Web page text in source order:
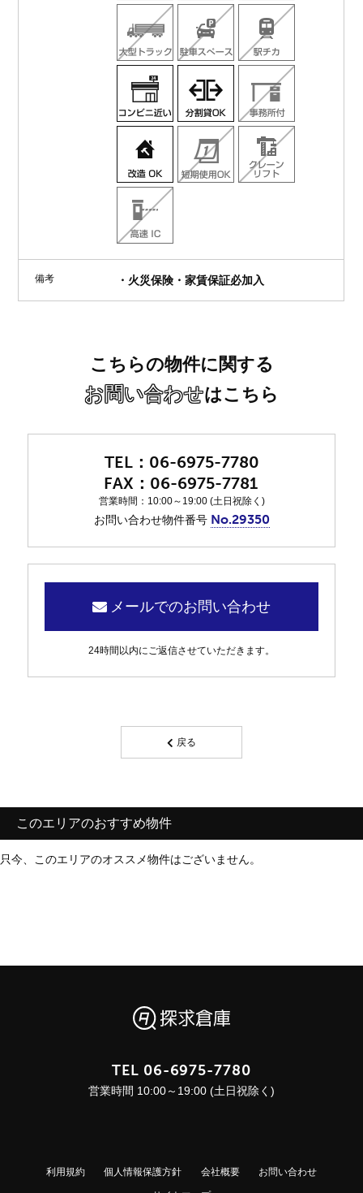
備考 ・火災保険・家賃保証必加入
こちらの物件に関する
お問い合わせはこちら
06-6975-7780
06-6975-7781
営業時間：10:00～19:00 (土日祝除く)
お問い合わせ物件番号 No.29350
メールでのお問い合わせ
24時間以内にご返信させていただきます。
戻る
このエリアのおすすめ物件
只今、このエリアのオススメ物件はございません。
TEL 06-6975-7780
営業時間 10:00～19:00 (土日祝除く)
利用規約 個人情報保護方針 会社概要 お問い合わせ